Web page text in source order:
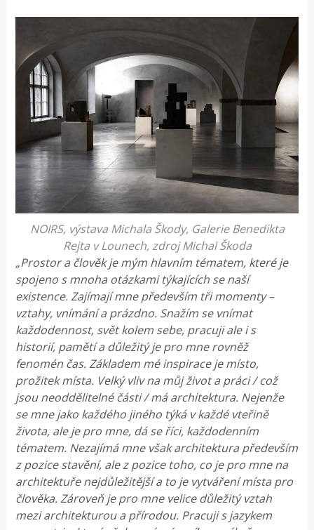
NOIRS, výstava Michala Škody, Galerie Benedikta
Rejta v Lounech, zdroj Michal Škoda
„Prostor a člověk je mým hlavním tématem, které je
spojeno s mnoha otázkami týkajících se naší
existence. Zajímají mne především tři momenty –
vztahy, vnímání a prázdno. Snažím se vnímat
každodennost, svět kolem sebe, pracuji ale i s
historií, pamětí a důležitý je pro mne rovněž
fenomén čas. Základem mé inspirace je místo,
prožitek místa. Velký vliv na můj život a práci / což
jsou neoddělitelné části / má architektura. Nejenže
se mne jako každého jiného týká v každé vteřině
života, ale je pro mne, dá se říci, každodenním
tématem. Nezajímá mne však architektura především
z pozice stavění, ale z pozice toho, co je pro mne na
architektuře nejdůležitější a to je vytváření místa pro
člověka. Zároveň je pro mne velice důležitý vztah
mezi architekturou a přírodou. Pracuji s jazykem